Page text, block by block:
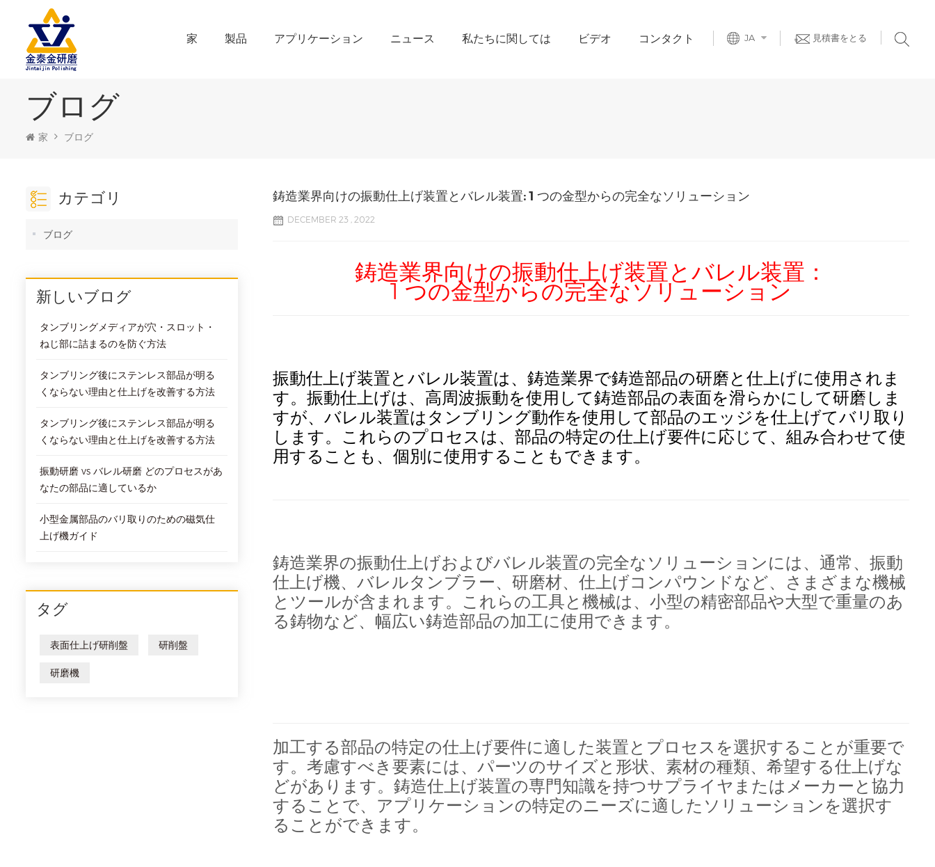
見積書をとる
JA
家 製品 アプリケーション ニュース 私たちに関しては ビデオ コンタクト
ブログ
家 ブログ
カテゴリ
ブログ
新しいブログ
タンブリングメディアが穴・スロット・
ねじ部に詰まるのを防ぐ方法
タンブリング後にステンレス部品が明る
くならない理由と仕上げを改善する方法
タンブリング後にステンレス部品が明る
くならない理由と仕上げを改善する方法
振動研磨 vs バレル研磨 どのプロセスがあ
なたの部品に適しているか
小型金属部品のバリ取りのための磁気仕
上げ機ガイド
タグ
表面仕上げ研削盤 研削盤
研磨機
鋳造業界向けの振動仕上げ装置とバレル装置: 1 つの金型からの完全なソリューション
DECEMBER 23 , 2022
鋳造業界向けの振動仕上げ装置とバレル装置：
1 つの金型からの完全なソリューション
振動仕上げ装置とバレル装置は、鋳造業界で鋳造部品の研磨と仕上げに使用されま
す。振動仕上げは、高周波振動を使用して鋳造部品の表面を滑らかにして研磨しま
すが、バレル装置はタンブリング動作を使用して部品のエッジを仕上げてバリ取り
します。これらのプロセスは、部品の特定の仕上げ要件に応じて、組み合わせて使
用​​することも、個別に使用することもできます。
鋳造業界の振動仕上げおよびバレル装置の完全なソリューションには、通常、振動
仕上げ機、バレルタンブラー、研磨材、仕上げコンパウンドなど、さまざまな機械
とツールが含まれます。これらの工具と機械は、小型の精密部品や大型で重量のあ
る鋳物など、幅広い鋳造部品の加工に使用できます。
加工する部品の特定の仕上げ要件に適した装置とプロセスを選択することが重要で
す。考慮すべき要素には、パーツのサイズと形状、素材の種類、希望する仕上げな
どがあります。鋳造仕上げ装置の専門知識を持つサプライヤまたはメーカーと協力
することで、アプリケーションの特定のニーズに適したソリューションを選択す
ることができます。